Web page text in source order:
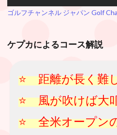
ゴルフチャンネル ジャパン Golf
ケプカによるコース解説
⭐️ 距離が長く難
⭐️ 風が吹けば大
⭐️ 全米オープン